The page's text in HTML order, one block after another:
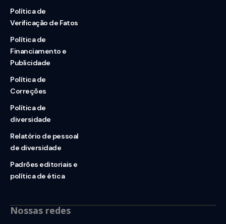
Política de
Verificação de Fatos
Política de
Financiamento e
Publicidade
Política de
Correções
Política de
diversidade
Relatório de pessoal
de diversidade
Padrões editoriais e
política de ética
Nossas redes